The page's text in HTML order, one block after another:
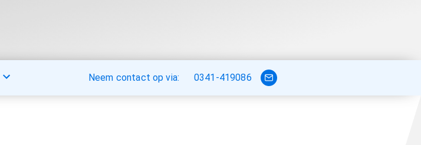
Neem contact op via: 0341-419086